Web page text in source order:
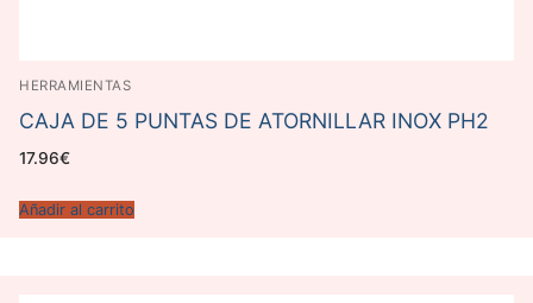
HERRAMIENTAS
CAJA DE 5 PUNTAS DE ATORNILLAR INOX PH2
17.96€
Añadir al carrito